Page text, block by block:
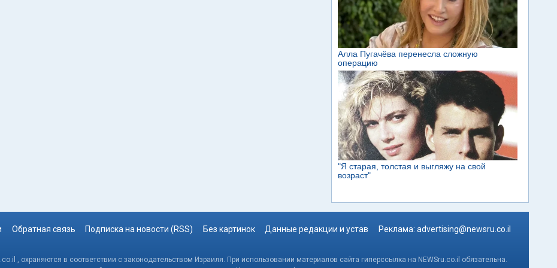
Обратная связь Подписка на новости (RSS) Без картинок Данные редакции и устав Реклама: advertising@newsru.co.il
, охраняются в соответствии с законодательством Израиля. При использовании материалов сайта гиперссылка на NEWSru.co.il обязательна.